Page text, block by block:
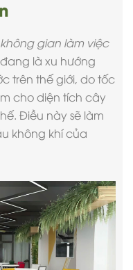
gian làm việc
là xu hướng
trên thế giới, do tốc
cho diện tích cây
Điều này sẽ làm
không khí của